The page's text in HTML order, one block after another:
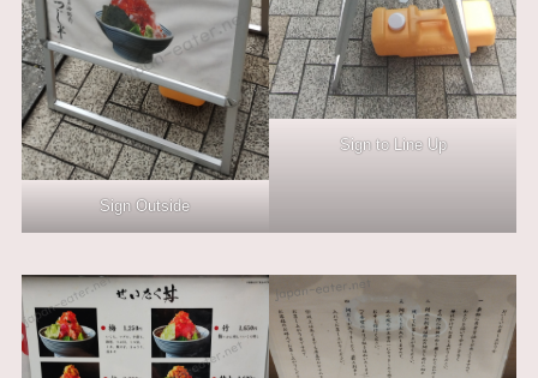
Sign Outside
Sign to Line Up